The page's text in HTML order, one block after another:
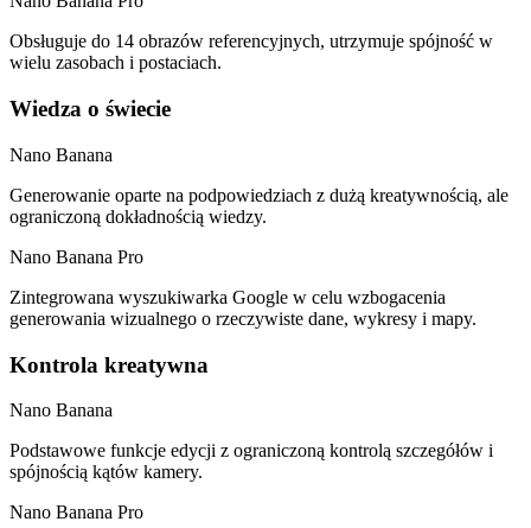
Obsługuje do 14 obrazów referencyjnych, utrzymuje spójność w
wielu zasobach i postaciach.
Wiedza o świecie
Nano Banana
Generowanie oparte na podpowiedziach z dużą kreatywnością, ale
ograniczoną dokładnością wiedzy.
Nano Banana Pro
Zintegrowana wyszukiwarka Google w celu wzbogacenia
generowania wizualnego o rzeczywiste dane, wykresy i mapy.
Kontrola kreatywna
Nano Banana
Podstawowe funkcje edycji z ograniczoną kontrolą szczegółów i
spójnością kątów kamery.
Nano Banana Pro